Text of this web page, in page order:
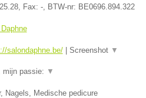
, Fax: -, BTW-nr: BE0696.894.322
salondaphne.be/| Screenshot ▼
mijn passie: ▼
Nagels, Medische pedicure